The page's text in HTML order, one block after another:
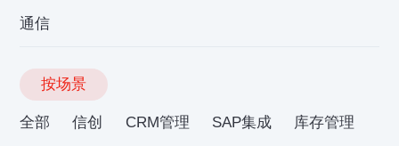
通信
按场景
全部 信创 CRM管理 SAP集成
库存管理